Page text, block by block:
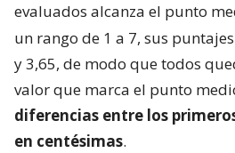
evaluados alcanza el punto
un rango de 1 a 7, sus
y 3,65, de modo que todos
valor que marca el punto
diferencias entre los
en centésimas.